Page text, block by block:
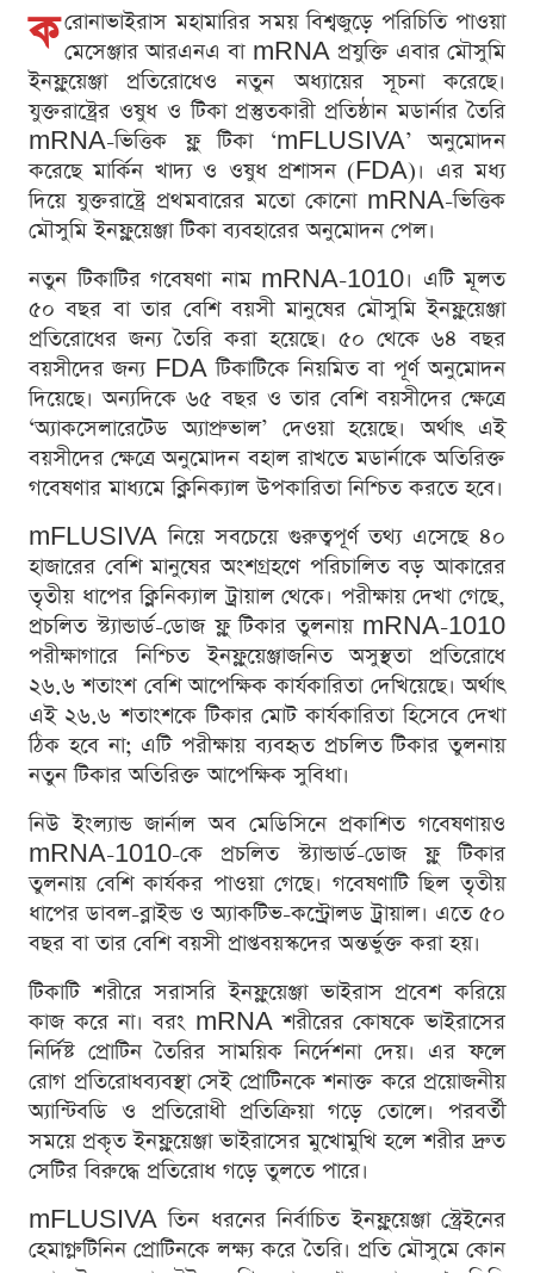
ক রোনাভাইরাস মহামারির সময় বিশ্বজুড়ে পরিচিতি পাওয়া
মেসেঞ্জার আরএনএ বা mRNA প্রযুক্তি এবার মৌসুমি
ইনফ্লুয়েঞ্জা প্রতিরোধেও নতুন অধ্যায়ের সূচনা করেছে।
যুক্তরাষ্ট্রের ওষুধ ও টিকা প্রস্তুতকারী প্রতিষ্ঠান মডার্নার তৈরি
mRNA-ভিত্তিক ফ্লু টিকা ‘mFLUSIVA’ অনুমোদন
করেছে মার্কিন খাদ্য ও ওষুধ প্রশাসন (FDA)। এর মধ্য
দিয়ে যুক্তরাষ্ট্রে প্রথমবারের মতো কোনো mRNA-ভিত্তিক
মৌসুমি ইনফ্লুয়েঞ্জা টিকা ব্যবহারের অনুমোদন পেল।
নতুন টিকাটির গবেষণা নাম mRNA-1010। এটি মূলত
৫০ বছর বা তার বেশি বয়সী মানুষের মৌসুমি ইনফ্লুয়েঞ্জা
প্রতিরোধের জন্য তৈরি করা হয়েছে। ৫০ থেকে ৬৪ বছর
বয়সীদের জন্য FDA টিকাটিকে নিয়মিত বা পূর্ণ অনুমোদন
দিয়েছে। অন্যদিকে ৬৫ বছর ও তার বেশি বয়সীদের ক্ষেত্রে
‘অ্যাকসেলারেটেড অ্যাপ্রুভাল’ দেওয়া হয়েছে। অর্থাৎ এই
বয়সীদের ক্ষেত্রে অনুমোদন বহাল রাখতে মডার্নাকে অতিরিক্ত
গবেষণার মাধ্যমে ক্লিনিক্যাল উপকারিতা নিশ্চিত করতে হবে।
mFLUSIVA নিয়ে সবচেয়ে গুরুত্বপূর্ণ তথ্য এসেছে ৪০
হাজারের বেশি মানুষের অংশগ্রহণে পরিচালিত বড় আকারের
তৃতীয় ধাপের ক্লিনিক্যাল ট্রায়াল থেকে। পরীক্ষায় দেখা গেছে,
প্রচলিত স্ট্যান্ডার্ড-ডোজ ফ্লু টিকার তুলনায় mRNA-1010
পরীক্ষাগারে নিশ্চিত ইনফ্লুয়েঞ্জাজনিত অসুস্থতা প্রতিরোধে
২৬.৬ শতাংশ বেশি আপেক্ষিক কার্যকারিতা দেখিয়েছে। অর্থাৎ
এই ২৬.৬ শতাংশকে টিকার মোট কার্যকারিতা হিসেবে দেখা
ঠিক হবে না; এটি পরীক্ষায় ব্যবহৃত প্রচলিত টিকার তুলনায়
নতুন টিকার অতিরিক্ত আপেক্ষিক সুবিধা।
নিউ ইংল্যান্ড জার্নাল অব মেডিসিনে প্রকাশিত গবেষণায়ও
mRNA-1010-কে প্রচলিত স্ট্যান্ডার্ড-ডোজ ফ্লু টিকার
তুলনায় বেশি কার্যকর পাওয়া গেছে। গবেষণাটি ছিল তৃতীয়
ধাপের ডাবল-ব্লাইন্ড ও অ্যাকটিভ-কন্ট্রোলড ট্রায়াল। এতে ৫০
বছর বা তার বেশি বয়সী প্রাপ্তবয়স্কদের অন্তর্ভুক্ত করা হয়।
টিকাটি শরীরে সরাসরি ইনফ্লুয়েঞ্জা ভাইরাস প্রবেশ করিয়ে
কাজ করে না। বরং mRNA শরীরের কোষকে ভাইরাসের
নির্দিষ্ট প্রোটিন তৈরির সাময়িক নির্দেশনা দেয়। এর ফলে
রোগ প্রতিরোধব্যবস্থা সেই প্রোটিনকে শনাক্ত করে প্রয়োজনীয়
অ্যান্টিবডি ও প্রতিরোধী প্রতিক্রিয়া গড়ে তোলে। পরবর্তী
সময়ে প্রকৃত ইনফ্লুয়েঞ্জা ভাইরাসের মুখোমুখি হলে শরীর দ্রুত
সেটির বিরুদ্ধে প্রতিরোধ গড়ে তুলতে পারে।
mFLUSIVA তিন ধরনের নির্বাচিত ইনফ্লুয়েঞ্জা স্ট্রেইনের
হেমাগ্লুটিনিন প্রোটিনকে লক্ষ্য করে তৈরি। প্রতি মৌসুমে কোন